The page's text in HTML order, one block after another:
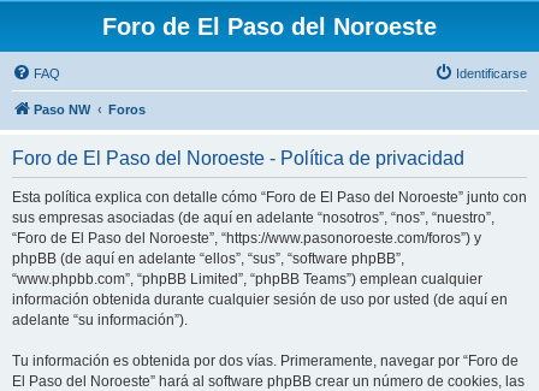
Foro de El Paso del Noroeste
FAQ Identificarse
Paso NW Foros
Foro de El Paso del Noroeste - Política de privacidad
Esta política explica con detalle cómo “Foro de El Paso del Noroeste” junto con
sus empresas asociadas (de aquí en adelante “nosotros”, “nos”, “nuestro”,
“Foro de El Paso del Noroeste”, “https://www.pasonoroeste.com/foros”) y
phpBB (de aquí en adelante “ellos”, “sus”, “software phpBB”,
“www.phpbb.com”, “phpBB Limited”, “phpBB Teams”) emplean cualquier
información obtenida durante cualquier sesión de uso por usted (de aquí en
adelante “su información”).
Tu información es obtenida por dos vías. Primeramente, navegar por “Foro de
El Paso del Noroeste” hará al software phpBB crear un número de cookies, las